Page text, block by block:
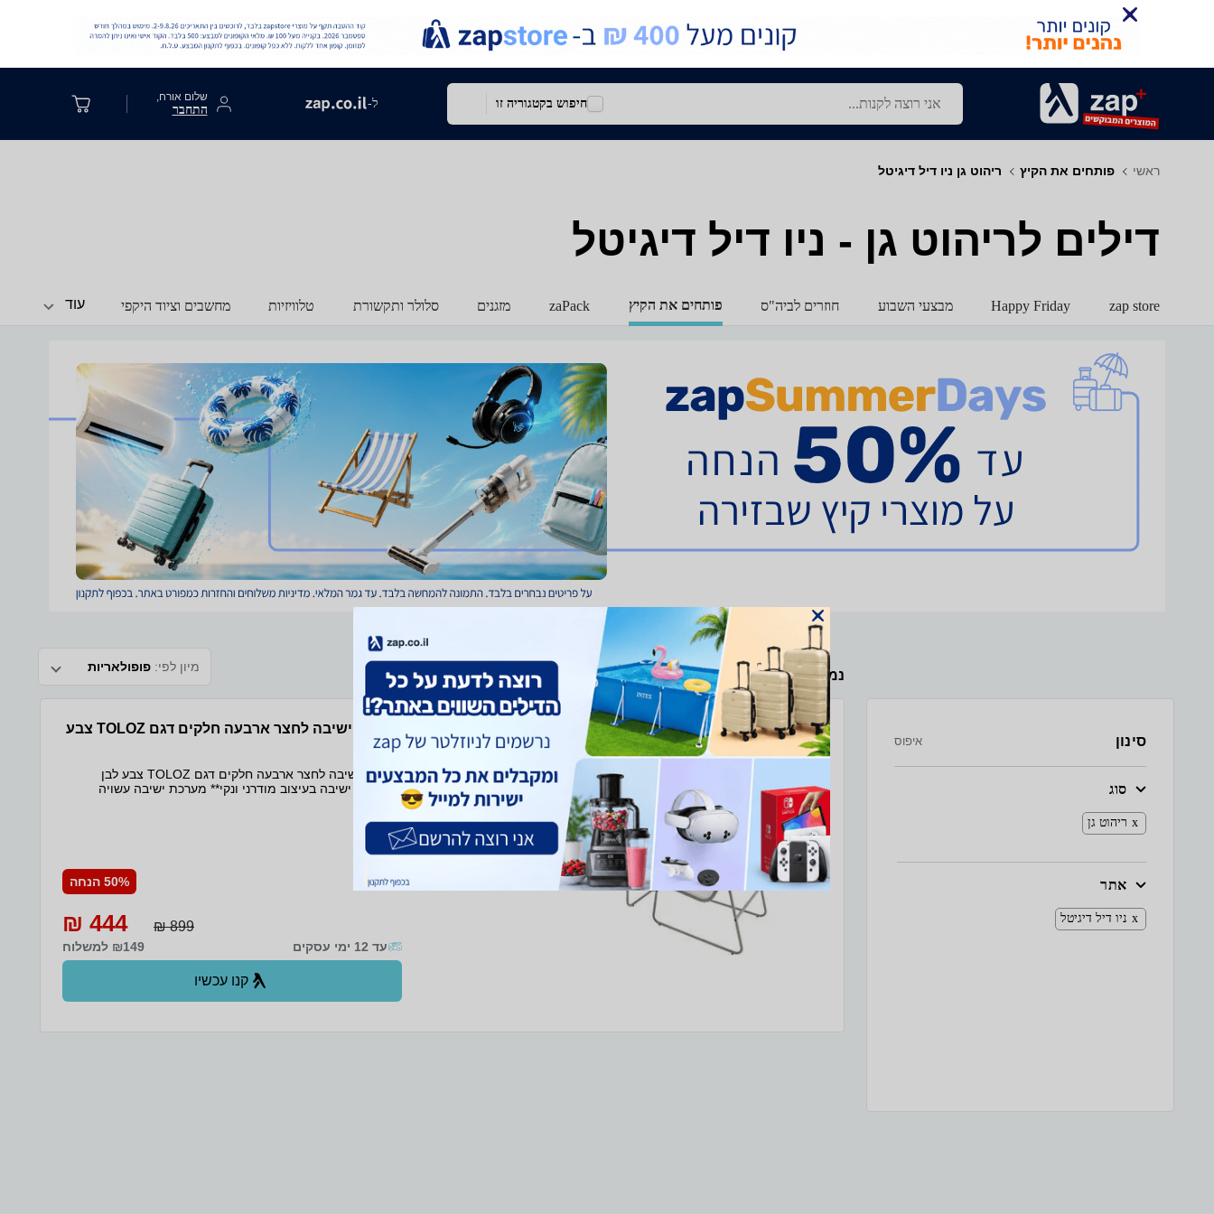
חיפוש בקטגוריה זו ל- שלום אורח,
התחבר
ראשי פותחים את הקיץ ריהוט גן ניו דיל דיגיטל
דילים לריהוט גן - ניו דיל דיגיטל
zap store
Happy Friday מבצעי השבוע חוזרים לביה"ס פותחים את הקיץ zaPack מזגנים סלולר ותקשורת טלוויזיות מחשבים וציוד היקפי עוד
נמצאו1 מוצרים
מיון לפי: פופולאריות
סינון איפוס
סוג
ריהוט גן
אתר
ניו דיל דיגיטל
מערכת ישיבה לחצר ארבעה חלקים דגם TOLOZ צבע
לבן
מערכת ישיבה לחצר ארבעה חלקים דגם TOLOZ צבע לבן
**מערכת ישיבה בעיצוב מודרני ונקי** מערכת ישיבה עשויה
טקסטילן איכותי בעיצוב מודרני ונקי, מושלמת לחצר, למרפסת או
המערכת:** • ספה זוגית אחת • שני כיסאות יחיד • שולחן קפה
ס״מ | עומק 73 ס״מ | גובה 74 ס״מ • שולחן: רוחב 75 ס״מ |
עומק 44 ס״מ | גובה 40 ס״מ **חומרים ותכונות:** • שלדת
איכותי - נוח, מאוורר וקל לניקוי • משענות ידיים ורגליים ממתכת
ליציבות מרבית • שולחן מתכת עם משטח זכוכית אלגנטי
**תכונות נוספות:** • ישיבה נוחה גם בימים חמים • תחזוקה קלה
ועמידות לאורך זמן • עיצוב מודרני שמתאים לכל סגנון חוץ •
אידיאלי לאירוח ולשימוש יומיומי מערכת ישיבה פרקטית, חזקה
ומעוצבת - הבחירה המושלמת לפינת חוץ נוחה ומזמינה
**הרכבה:** מיועדת להרכבה עצמית קלה ופשוטה באמצעות
50% הנחה
899 ₪
444 ₪
₪149 למשלוח עד 12 ימי עסקים
קנו עכשיו